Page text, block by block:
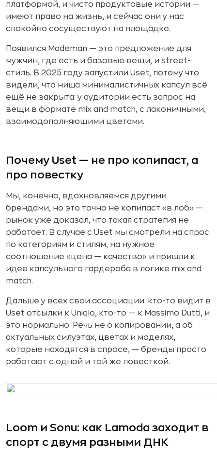
платформой, и чисто продуктовые истории —
имеют право на жизнь, и сейчас они у нас
спокойно сосуществуют на площадке.
Появился Mademan — это предложение для
мужчин, где есть и базовые вещи, и street-
стиль. В 2025 году запустили Uset, потому что
видели, что ниша минималистичных капсул всё
ещё не закрыта: у аудитории есть запрос на
вещи в формате mix and match, с лаконичными,
взаимодополняющими цветами.
Почему Uset — не про копипаст, а
про повестку
Мы, конечно, вдохновляемся другими
брендами, но это точно не копипаст «в лоб» —
рынок уже доказал, что такая стратегия не
работает. В случае с Uset мы смотрели на спрос
по категориям и стилям, на нужное
соотношение «цена — качество» и пришли к
идее капсульного гардероба в логике mix and
match.
Дальше у всех свои ассоциации: кто-то видит в
Uset отсылки к Uniqlo, кто-то — к Massimo Dutti, и
это нормально. Речь не о копировании, а об
актуальных силуэтах, цветах и моделях,
которые находятся в спросе, — бренды просто
работают с одной и той же повесткой.
Loom и Sonu: как Lamoda заходит в
спорт с двумя разными ДНК